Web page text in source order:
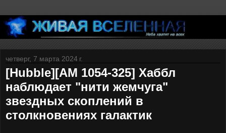
четверг, 7 марта 2024 г.
[Hubble][AM 1054-325] Хаббл
наблюдает "нити жемчуга"
звездных скоплений в
столкновениях галактик